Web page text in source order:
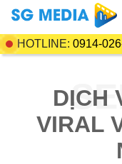
HOTLINE: 0914-
DỊCH
VIRAL